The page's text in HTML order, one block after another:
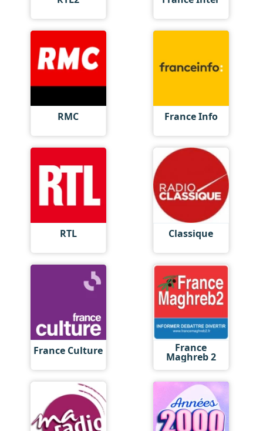
RMC France Info
RTL Classique
France Culture France
Maghreb 2